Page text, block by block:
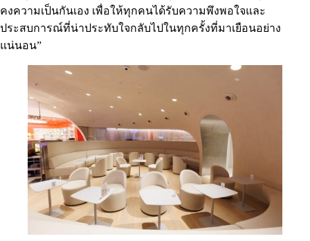
คงความเป็นกันเอง เพื่อให้ทุกคนได้รับความพึงพอใจและ
ประสบการณ์ที่น่าประทับใจกลับไปในทุกครั้งที่มาเยือนอย่าง
แน่นอน”